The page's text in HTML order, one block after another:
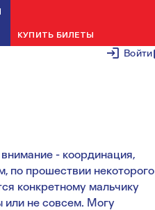
Войти
КУПИТЬ БИЛЕТЫ
ЖИВУ
- координация,
по прошествии некоторого
конкретному мальчику
или не совсем. Могу